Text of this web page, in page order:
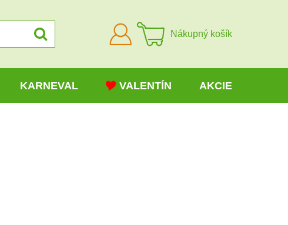
Prihlásiť
sa
Nákupný košík
KARNEVAL VALENTÍN AKCIE